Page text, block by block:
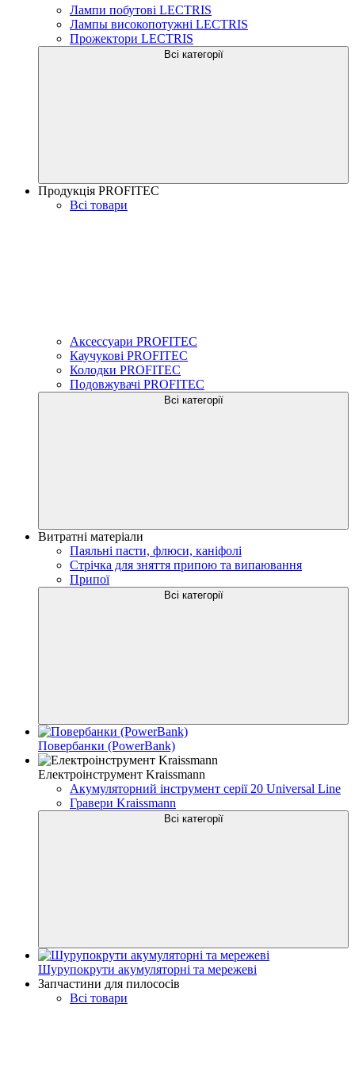
Лампи побутові LECTRIS
Лампы високопотужні LECTRIS
Прожектори LECTRIS
Всі категорії
Продукція PROFITEC
Всі товари
Аксессуари PROFITEC
Каучукові PROFITEC
Колодки PROFITEC
Подовжувачі PROFITEC
Всі категорії
Витратні матеріали
Паяльні пасти, флюси, каніфолі
Стрічка для зняття припою та випаювання
Припої
Всі категорії
Повербанки (PowerBank)
Електроінструмент Kraissmann
Акумуляторний інструмент серії 20 Universal Line
Гравери Kraissmann
Всі категорії
Шурупокрути акумуляторні та мережеві
Запчастини для пилососів
Всі товари